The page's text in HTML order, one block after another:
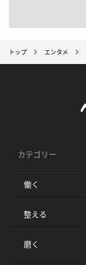
トップ エンタメ
カテゴリー
働く
整える
磨く